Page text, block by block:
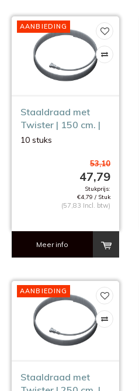
AANBIEDING
Staaldraad met
Twister | 150 cm. |
10 stuks
10 stuks
53,10
47,79
Stukprijs:
€4,79 / Stuk
(57,83 Incl. btw)
Meer info
AANBIEDING
Staaldraad met